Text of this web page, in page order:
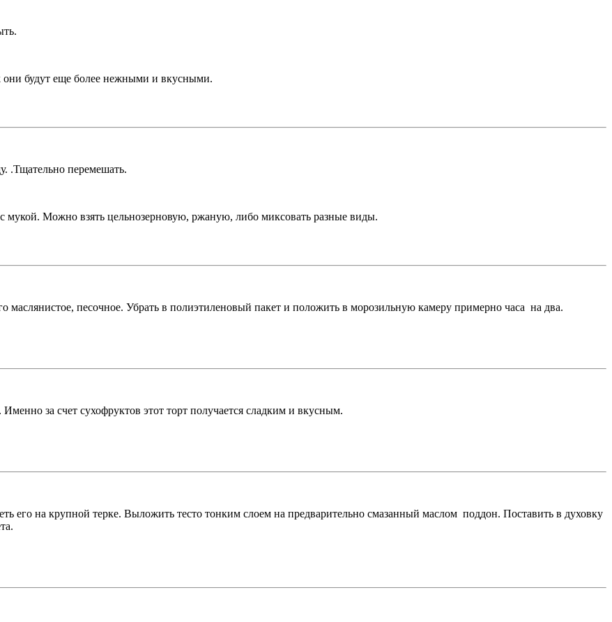
они будут еще более нежными и вкусными.
.Тщательно перемешать.
мукой. Можно взять цельнозерновую, ржаную, либо миксовать разные виды.
маслянистое, песочное. Убрать в полиэтиленовый пакет и положить в морозильную камеру примерно часа на два.
за счет сухофруктов этот торт получается сладким и вкусным.
его на крупной терке. Выложить тесто тонким слоем на предварительно смазанный маслом поддон. Поставить в духовку